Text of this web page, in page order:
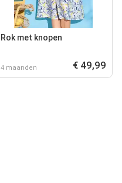
Rok met knopen
4 maanden € 49,99